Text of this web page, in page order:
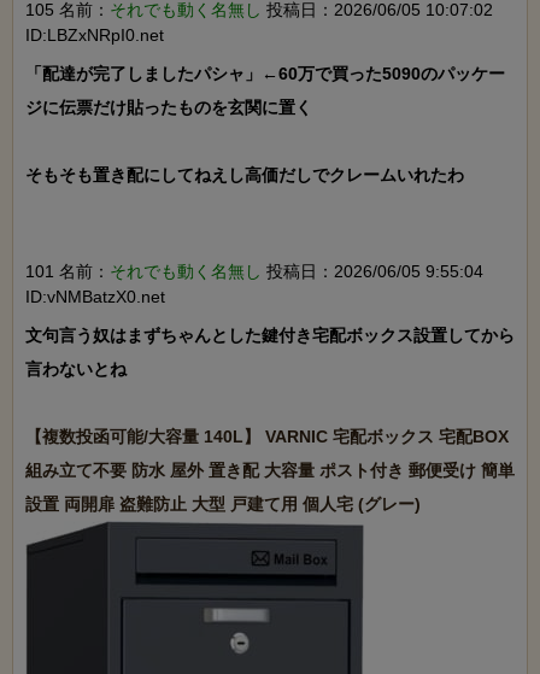
105 名前： それでも動く名無し 投稿日：2026/06/05 10:07:02
ID:LBZxNRpI0.net
「配達が完了しましたパシャ」←60万で買った5090のパッケー
ジに伝票だけ貼ったものを玄関に置く
そもそも置き配にしてねえし高価だしでクレームいれたわ
101 名前： それでも動く名無し 投稿日：2026/06/05 9:55:04
ID:vNMBatzX0.net
文句言う奴はまずちゃんとした鍵付き宅配ボックス設置してから
言わないとね
【複数投函可能/大容量 140L】 VARNIC 宅配ボックス 宅配BOX
組み立て不要 防水 屋外 置き配 大容量 ポスト付き 郵便受け 簡単